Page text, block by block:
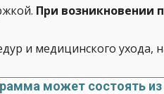
При возникновении
и медицинского ухода,
может состоять